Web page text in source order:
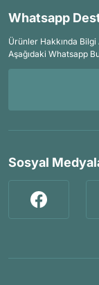
Whatsapp
Ürünler Hakkında Bilgi
Aşağıdaki Whatsapp
Sosyal